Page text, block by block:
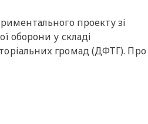
проекту зі
оборони у складі
громад (ДФТГ). Про